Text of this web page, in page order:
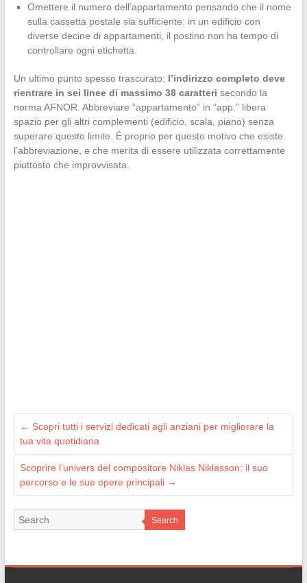
Omettere il numero dell’appartamento pensando che il nome
sulla cassetta postale sia sufficiente: in un edificio con
diverse decine di appartamenti, il postino non ha tempo di
controllare ogni etichetta.
Un ultimo punto spesso trascurato: l’indirizzo completo deve
rientrare in sei linee di massimo 38 caratteri secondo la
norma AFNOR. Abbreviare “appartamento” in “app.” libera
spazio per gli altri complementi (edificio, scala, piano) senza
superare questo limite. È proprio per questo motivo che esiste
l’abbreviazione, e che merita di essere utilizzata correttamente
piuttosto che improvvisata.
← Scopri tutti i servizi dedicati agli anziani per migliorare la
tua vita quotidiana
Scoprire l’univers del compositore Niklas Niklasson: il suo
percorso e le sue opere principali →
Search